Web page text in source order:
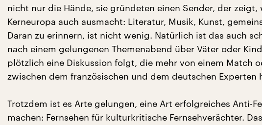
nicht nur die Hände, sie gründeten einen Sender, der zeigt,
Kerneuropa auch ausmacht: Literatur, Musik, Kunst,
Daran zu erinnern, ist nicht wenig. Natürlich ist das auch
nach einem gelungenen Themenabend über Väter oder
plötzlich eine Diskussion folgt, die mehr von einem Match
zwischen dem französischen und dem deutschen Experten
Trotzdem ist es Arte gelungen, eine Art erfolgreiches Anti-
machen: Fernsehen für kulturkritische Fernsehverächter.